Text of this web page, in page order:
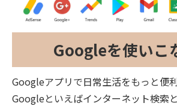
Googleを使いこ
Googleアプリで日常生活をもっと便
Googleといえばインターネット検索